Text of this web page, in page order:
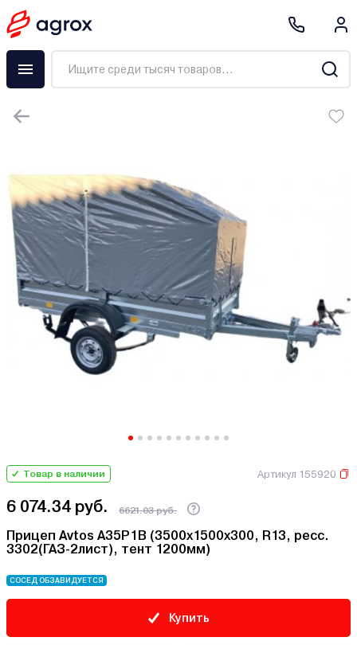
Товар в наличии Артикул 155920
6 074.34 руб. 6621.03 руб.
Прицеп Avtos A35P1B (3500х1500х300, R13, ресс.
3302(ГАЗ-2лист), тент 1200мм)
СОСЕД ОБЗАВИДУЕТСЯ
Купить